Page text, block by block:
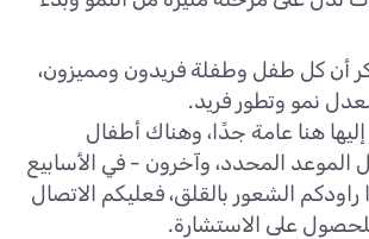
أن كل طفل وطفلة فريدون ومميزون،
نمو وتطور فريد.
هنا عامة جدًا، وهناك أطفال
الموعد المحدد، وآخرون - في الأسابيع
راودكم الشعور بالقلق، فعليكم الاتصال
على الاستشارة.